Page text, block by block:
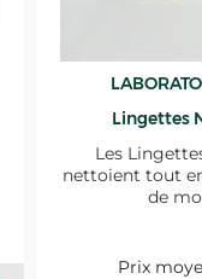
Lingettes
Les
nettoient tout
de
Prix